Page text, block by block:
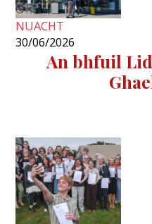
NUACHT
30/06/2026
An bhfuil